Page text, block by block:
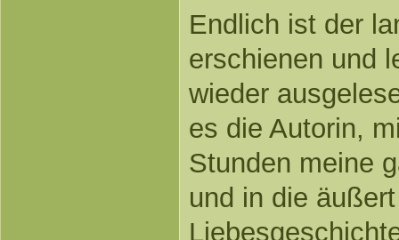
Endlich ist der
erschienen und
wieder
es die Autorin,
Stunden meine
und in die